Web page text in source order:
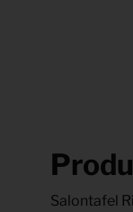
Salontafel